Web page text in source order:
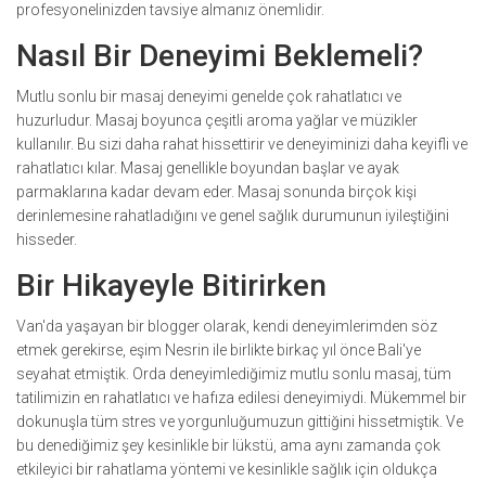
profesyonelinizden tavsiye almanız önemlidir.
Nasıl Bir Deneyimi Beklemeli?
Mutlu sonlu bir masaj deneyimi genelde çok rahatlatıcı ve
huzurludur. Masaj boyunca çeşitli aroma yağlar ve müzikler
kullanılır. Bu sizi daha rahat hissettirir ve deneyiminizi daha keyifli ve
rahatlatıcı kılar. Masaj genellikle boyundan başlar ve ayak
parmaklarına kadar devam eder. Masaj sonunda birçok kişi
derinlemesine rahatladığını ve genel sağlık durumunun iyileştiğini
hisseder.
Bir Hikayeyle Bitirirken
Van'da yaşayan bir blogger olarak, kendi deneyimlerimden söz
etmek gerekirse, eşim Nesrin ile birlikte birkaç yıl önce Bali'ye
seyahat etmiştik. Orda deneyimlediğimiz mutlu sonlu masaj, tüm
tatilimizin en rahatlatıcı ve hafıza edilesi deneyimiydi. Mükemmel bir
dokunuşla tüm stres ve yorgunluğumuzun gittiğini hissetmiştik. Ve
bu denediğimiz şey kesinlikle bir lükstü, ama aynı zamanda çok
etkileyici bir rahatlama yöntemi ve kesinlikle sağlık için oldukça